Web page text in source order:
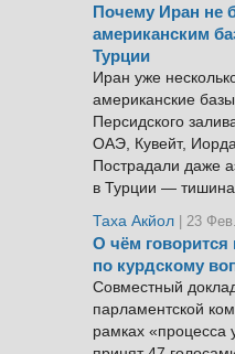
Почему Иран не
американским
Турции
Иран уже
американские
Персидского
ОАЭ, Кувейт,
Пострадали даже
в Турции —
Таха Акйол | 23 Фев.
О чём говорится
по курдскому
Совместный
парламентской
рамках «процесса